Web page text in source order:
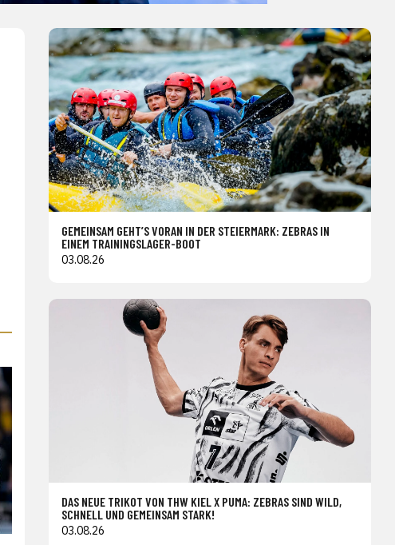
GEMEINSAM GEHT’S VORAN IN DER STEIERMARK: ZEBRAS IN
EINEM TRAININGSLAGER-BOOT
03.08.26
DAS NEUE TRIKOT VON THW KIEL X PUMA: ZEBRAS SIND WILD,
SCHNELL UND GEMEINSAM STARK!
03.08.26